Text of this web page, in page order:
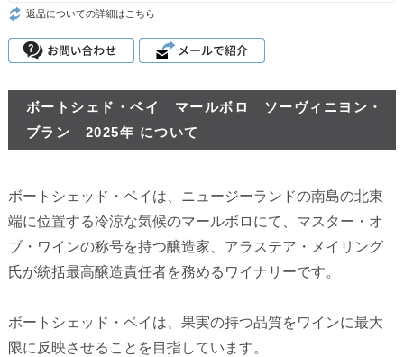
返品についての詳細はこちら
ボートシェド・ベイ マールボロ ソーヴィニヨン・
ブラン 2025年 について
ボートシェッド・ベイは、ニュージーランドの南島の北東
端に位置する冷涼な気候のマールボロにて、マスター・オ
ブ・ワインの称号を持つ醸造家、アラステア・メイリング
氏が統括最高醸造責任者を務めるワイナリーです。
ボートシェッド・ベイは、果実の持つ品質をワインに最大
限に反映させることを目指しています。